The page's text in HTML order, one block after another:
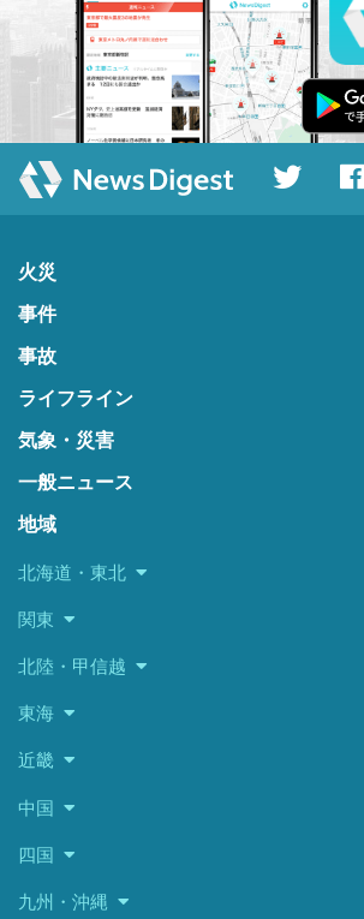
火災
事件
事故
ライフライン
気象・災害
一般ニュース
地域
北海道・東北
関東
北陸・甲信越
東海
近畿
中国
四国
九州・沖縄